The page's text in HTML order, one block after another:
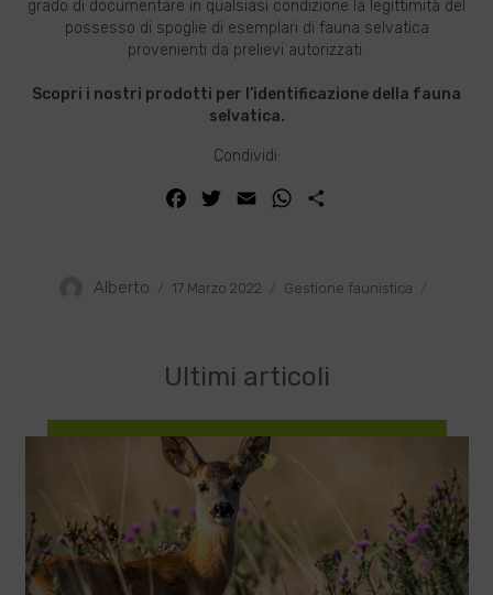
grado di documentare in qualsiasi condizione la legittimità del
possesso di spoglie di esemplari di fauna selvatica
provenienti da prelievi autorizzati.
Scopri i nostri prodotti per l’identificazione della fauna
selvatica.
Condividi:
FacebookTwitterEmail WhatsApp
Author
Alberto
Posted
17 Marzo 2022 Categories
Gestione faunistica
Ultimi articoli